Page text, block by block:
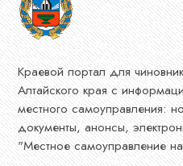
Краевой портал для
Алтайского края с
местного самоуправления:
документы, анонсы,
"Местное самоуправление